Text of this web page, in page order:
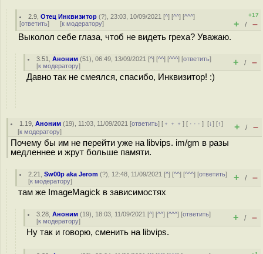
2.9 ,Отец Инквизитор (?), 23:03, 10/09/2021 [^] [^^] [^^^]
[ответить] [к модератору]
+17
+ / –
Выколол себе глаза, чтоб не видеть греха? Уважаю.
3.51 ,Аноним (51), 06:49, 13/09/2021 [^] [^^] [^^^] [ответить]
[к модератору] + / –
Давно так не смеялся, спасибо, Инквизитор! :)
1.19 ,Аноним (19), 11:03, 11/09/2021 [ответить] [ ﹢﹢﹢] [ · · ·][↓] [↑]
[к модератору] + / –
Почему бы им не перейти уже на libvips. im/gm в разы
медленнее и жрут больше памяти.
2.21 ,Sw00p aka Jerom (?), 12:48, 11/09/2021 [^] [^^] [^^^] [ответить]
[к модератору] + / –
там же ImageMagick в зависимостях
3.28 ,Аноним (19), 18:03, 11/09/2021 [^] [^^] [^^^] [ответить]
[к модератору] + / –
Ну так и говорю, сменить на libvips.